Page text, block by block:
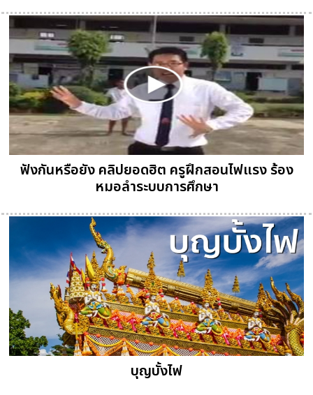
ฟังกันหรือยัง คลิปยอดฮิต ครูฝึกสอนไฟแรง ร้อง
หมอลำระบบการศึกษา
บุญบั้งไฟ